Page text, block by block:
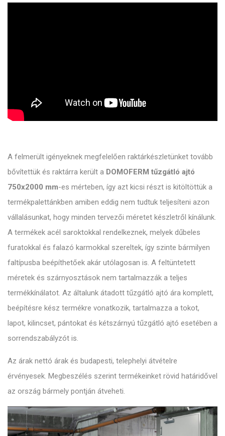
A felmerült igényeknek megfelelően raktárkészletünket tovább
bővítettük és raktárra került a DOMOFERM tűzgátló ajtó
750x2000 mm-es mérteben, így azt kicsi részt is kitöltöttük a
termékpalettánkben amiben eddig nem tudtuk teljesíteni azon
vállalásunkat, hogy minden tervezői méretet készletről kínálunk.
A termékek acél saroktokkal rendelkeznek, melyek dűbeles
furatokkal és falazó karmokkal szereltek, így szinte bármilyen
faltípusba beépíthetőek akár utólagosan is. A feltüntetett
méretek és szárnyosztások nem tartalmazzák a teljes
termékkínálatot. Az általunk átadott tűzgátló ajtó ára komplett,
beépítésre kész termékre vonatkozik, tartalmazza a tokot,
lapot, kilincset, pántokat és kétszárnyú tűzgátló ajtó esetében a
sorrendszabályzót is.
Az árak nettó árak és budapesti, telephelyi átvételre
érvényesek. Megbeszélés szerint termékeinket rövid határidővel
az ország bármely pontján átveheti.